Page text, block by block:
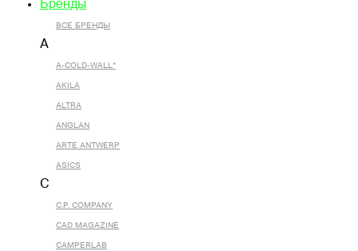
Бренды
ВСЕ БРЕНДЫ
A
A-COLD-WALL*
AKILA
ALTRA
ANGLAN
ARTE ANTWERP
ASICS
C
C.P. COMPANY
CAD MAGAZINE
CAMPERLAB